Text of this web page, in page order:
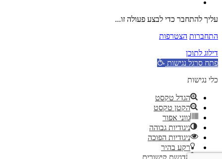
עליך להתחבר כדי לבצע פעולה זו...
התחברות הצטרפות
דילוג לתוכן
פתח סרגל נגישות
כלי נגישות
הגדל טקסט
הקטן טקסט
גווני אפור
ניגודיות גבוהה
ניגודיות הפוכה
רקע בהיר
הדגשת קישורים